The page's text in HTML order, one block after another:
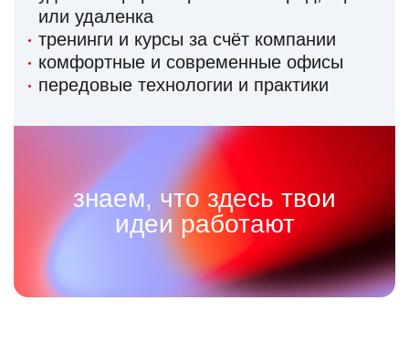
или удаленка
тренинги и курсы за счёт компании
комфортные и современные офисы
передовые технологии и практики
знаем, что здесь твои
идеи работают